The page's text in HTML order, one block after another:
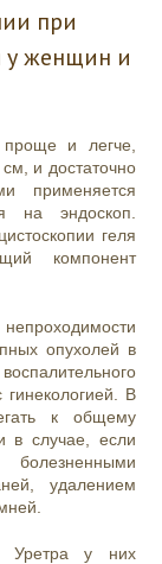
при
у женщин и
и легче,
и достаточно
применяется
на эндоскоп.
геля
компонент
опухолей в
В
к общему
в случае, если
удалением
Уретра у них